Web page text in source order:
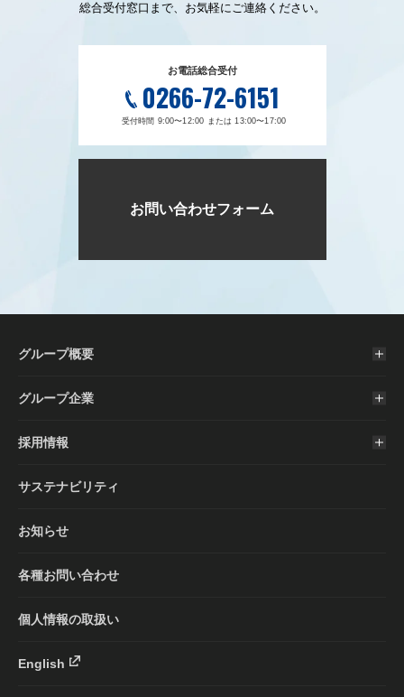
総合受付窓口まで、お気軽にご連絡ください。
お電話総合受付
0266-72-6151
受付時間 9:00〜12:00 または 13:00〜17:00
お問い合わせフォーム
グループ概要
グループ企業
採用情報
サステナビリティ
お知らせ
各種お問い合わせ
個人情報の取扱い
English